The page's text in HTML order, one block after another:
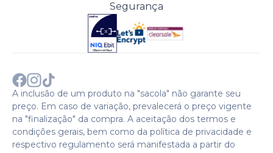
Política de Privacidade
Comprar com CNPJ?
Sobre a COTY no mundo
Cenoura & Bronze
Segurança
A inclusão de um produto na "sacola" não garante seu
preço. Em caso de variação, prevalecerá o preço vigente
na "finalização" da compra. A aceitação dos termos e
condições gerais, bem como da política de privacidade e
respectivo regulamento será manifestada a partir do